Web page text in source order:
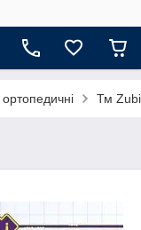
ортопедичні Тм Zubi